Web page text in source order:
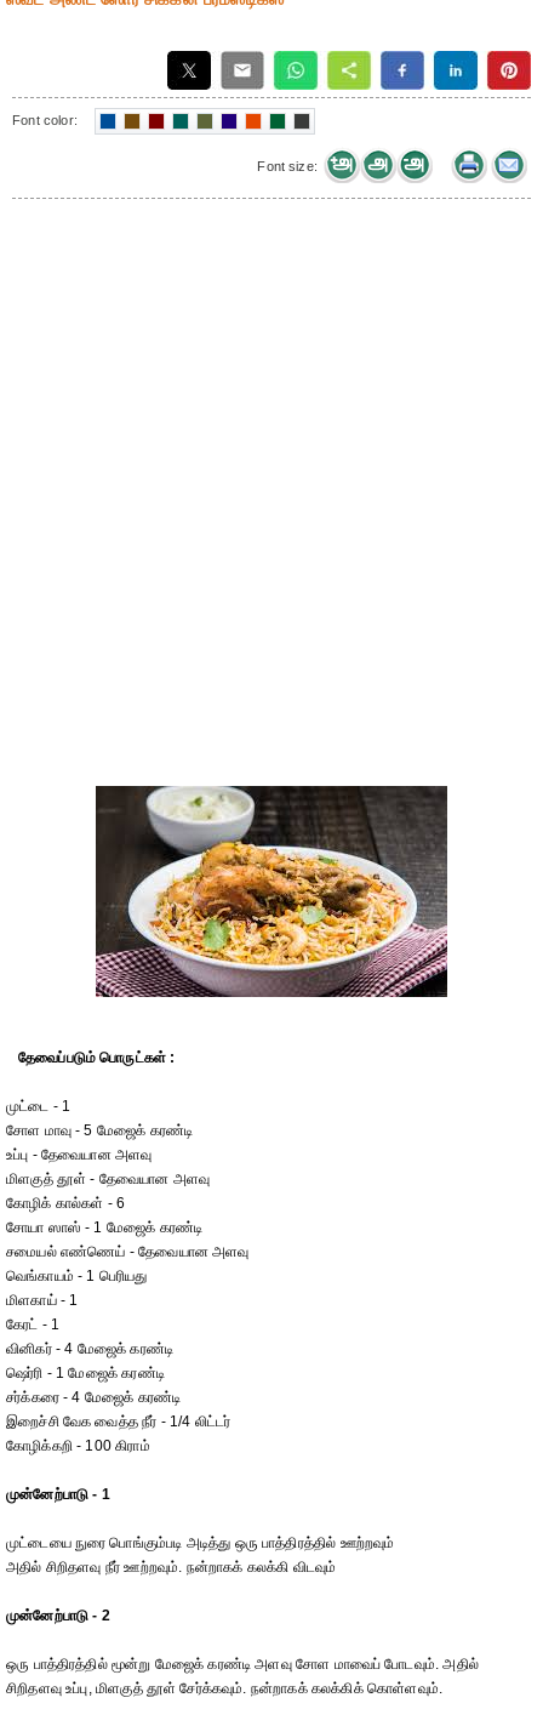
Font color:
Font size:
தேவைப்படும் பொருட்கள் :
முட்டை - 1
சோள மாவு - 5 மேஜைக் கரண்டி
உப்பு - தேவையான அளவு
மிளகுத் தூள் - தேவையான அளவு
கோழிக் கால்கள் - 6
சோயா ஸாஸ் - 1 மேஜைக் கரண்டி
சமையல் எண்ணெய் - தேவையான அளவு
வெங்காயம் - 1 பெரியது
மிளகாய் - 1
கேரட் - 1
வினிகர் - 4 மேஜைக் கரண்டி
ஷெர்ரி - 1 மேஜைக் கரண்டி
சர்க்கரை - 4 மேஜைக் கரண்டி
இறைச்சி வேக வைத்த நீர் - 1/4 லிட்டர்
கோழிக்கறி - 100 கிராம்
முன்னேற்பாடு - 1
முட்டையை நுரை பொங்கும்படி அடித்து ஒரு பாத்திரத்தில் ஊற்றவும்
அதில் சிறிதளவு நீர் ஊற்றவும். நன்றாகக் கலக்கி விடவும்
முன்னேற்பாடு - 2
ஒரு பாத்திரத்தில் மூன்று மேஜைக் கரண்டி அளவு சோள மாவைப் போடவும். அதில்
சிறிதளவு உப்பு, மிளகுத் தூள் சேர்க்கவும். நன்றாகக் கலக்கிக் கொள்ளவும்.